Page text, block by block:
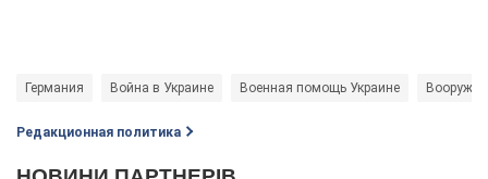
Германия Война в Украине Военная помощь Украине
Редакционная политика